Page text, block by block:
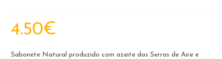
4.50€
Sabonete Natural produzido com azeite das Serras de Aire e